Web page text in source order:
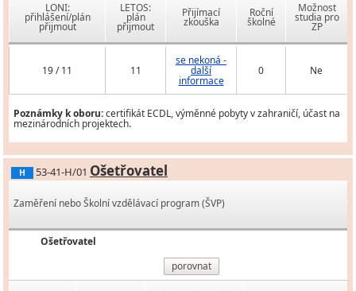
LONI:
přihlášení/plán
přijmout
LETOS:
plán
přijmout
Přijímací
zkouška
Roční
školné
Možnost
studia pro
ZP
19 / 11 11
se nekoná -
další
informace
0 Ne
Poznámky k oboru:certifikát ECDL, výměnné pobyty v zahraničí, účast na
mezinárodních projektech.
H 53-41-H/01 Ošetřovatel
Zaměření nebo Školní vzdělávací program (ŠVP)
Ošetřovatel
porovnat